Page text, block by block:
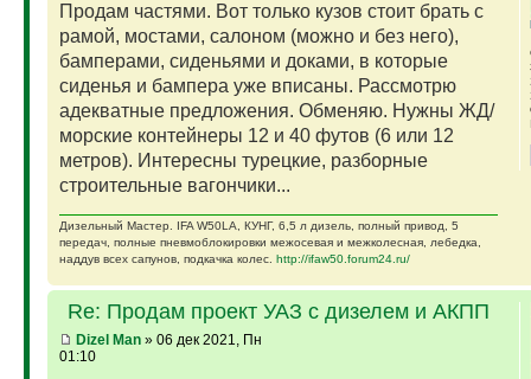
Продам частями. Вот только кузов стоит брать с
рамой, мостами, салоном (можно и без него),
бамперами, сиденьями и доками, в которые
сиденья и бампера уже вписаны. Рассмотрю
адекватные предложения. Обменяю. Нужны ЖД/
морские контейнеры 12 и 40 футов (6 или 12
метров). Интересны турецкие, разборные
строительные вагончики...
Дизельный Мастер. IFA W50LA, КУНГ, 6,5 л дизель, полный привод, 5
передач, полные пневмоблокировки межосевая и межколесная, лебедка,
наддув всех сапунов, подкачка колес. http://ifaw50.forum24.ru/
Re: Продам проект УАЗ с дизелем и АКПП
Dizel Man» 06 дек 2021, Пн
01:10